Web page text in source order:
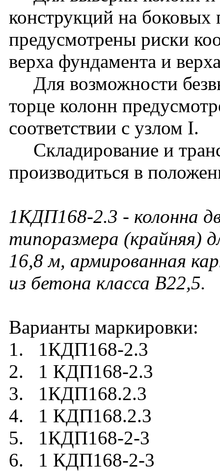
конструкций на боковых
предусмотрены риски
верха фундамента и
Для возможности
торце колонн
соответствии с узлом I.
Складирование и
производиться в
1КДП168-2.3 - колонна
типоразмера (крайняя)
16,8 м, армированная
из бетона класса В22,5.
Варианты маркировки:
1. 1КДП168-2.3
2. 1 КДП168-2.3
3. 1КДП168.2.3
4. 1 КДП168.2.3
5. 1КДП168-2-3
6. 1 КДП168-2-3